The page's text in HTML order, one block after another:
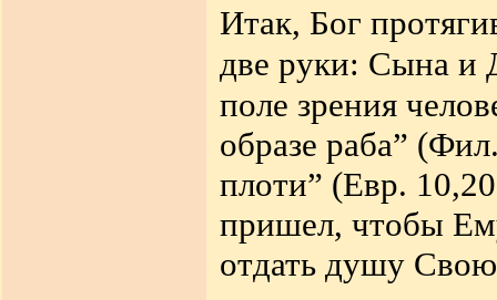
Итак, Бог
две руки: Сына и
поле зрения
образе раба”
плоти” (Евр.
пришел, чтобы
отдать душу